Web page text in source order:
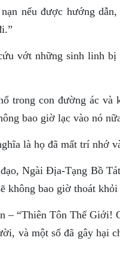
nếu được hướng
vớt những sinh linh
trong con đường ác
bao giờ lạc vào nó
là họ đã mất trí nhớ
Ngài Ðịa-Tạng Bồ
không bao giờ thoát khỏi
– “Thiên Tôn Thế Giới!
và một số đã gây hại